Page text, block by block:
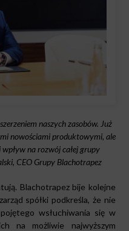
naszych zasobów. Już
nowościami produktowymi, ale
na rozwój całej grupy
CEO Grupy Blachotrapez
Blachotrapez bije kolejne
spółki podkreśla, że nie
wsłuchiwania się w
na możliwie najwyższym